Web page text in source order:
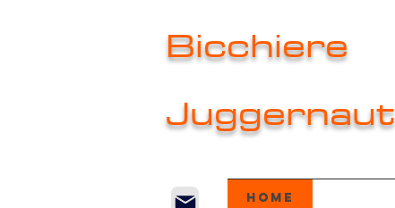
Bicchiere
Juggernaut
Home